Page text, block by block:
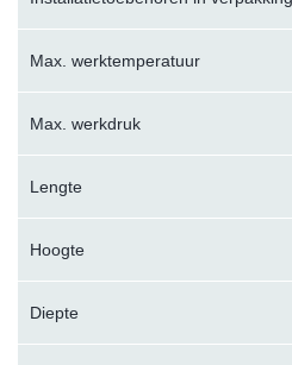
Max. werktemperatuur
Max. werkdruk
Lengte
Hoogte
Diepte